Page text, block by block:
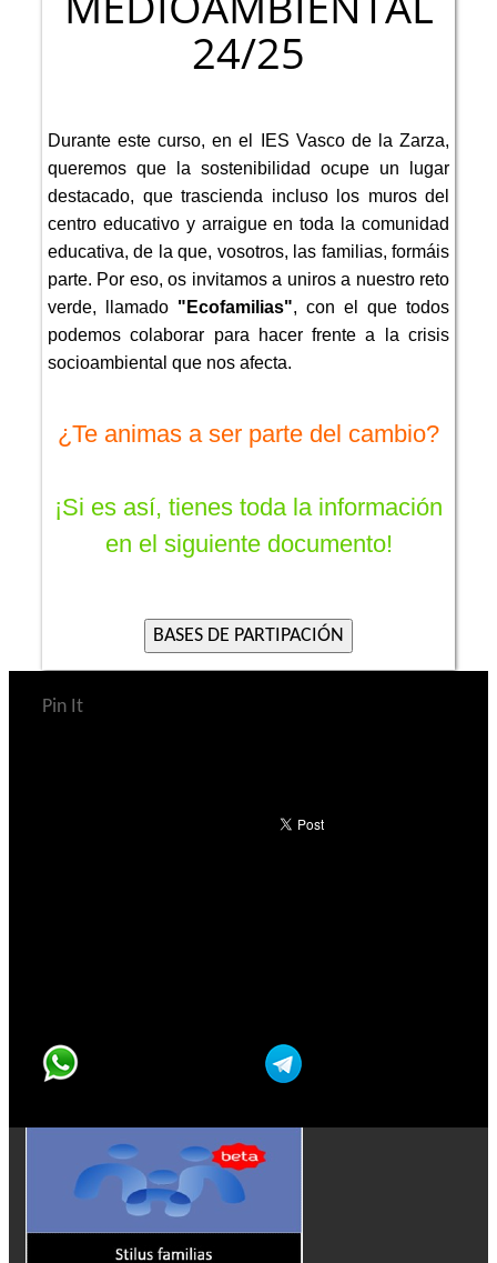
24/25
Durante este curso, en el IES Vasco de la Zarza,
queremos que la sostenibilidad ocupe un lugar
destacado, que trascienda incluso los muros del
centro educativo y arraigue en toda la comunidad
educativa, de la que, vosotros, las familias, formáis
parte. Por eso, os invitamos a uniros a nuestro reto
verde, llamado "Ecofamilias", con el que todos
podemos colaborar para hacer frente a la crisis
socioambiental que nos afecta.
¿Te animas a ser parte del cambio?
¡Si es así, tienes toda la información
en el siguiente documento!
Pin It